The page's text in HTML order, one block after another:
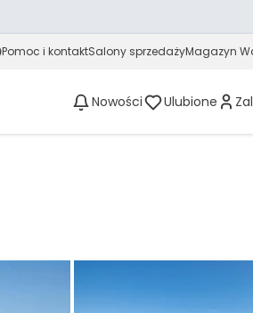
Pomoc i kontaktSalony sprzedażyMagazyn
Nowości Ulubione